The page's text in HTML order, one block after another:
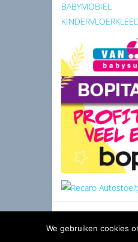
BABYMOBIEL
We gebruiken cookies